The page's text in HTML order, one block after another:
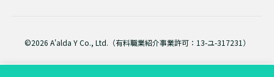
©2026 A'alda Y Co., Ltd.（有料職業紹介事業許可：13-ユ-317231）